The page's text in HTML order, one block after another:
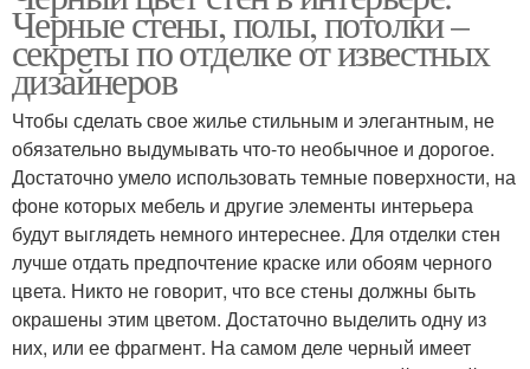
Черные стены, полы, потолки –
секреты по отделке от известных
дизайнеров
Чтобы сделать свое жилье стильным и элегантным, не
обязательно выдумывать что-то необычное и дорогое.
Достаточно умело использовать темные поверхности, на
фоне которых мебель и другие элементы интерьера
будут выглядеть немного интереснее. Для отделки стен
лучше отдать предпочтение краске или обоям черного
цвета. Никто не говорит, что все стены должны быть
окрашены этим цветом. Достаточно выделить одну из
них, или ее фрагмент. На самом деле черный имеет